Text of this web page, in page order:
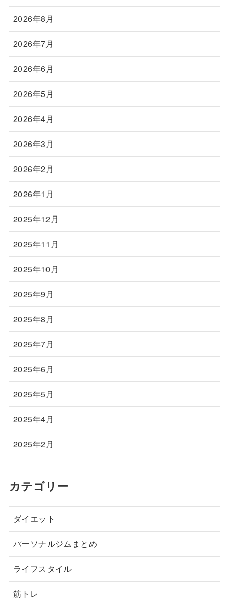
2026年8月
2026年7月
2026年6月
2026年5月
2026年4月
2026年3月
2026年2月
2026年1月
2025年12月
2025年11月
2025年10月
2025年9月
2025年8月
2025年7月
2025年6月
2025年5月
2025年4月
2025年2月
カテゴリー
ダイエット
パーソナルジムまとめ
ライフスタイル
筋トレ